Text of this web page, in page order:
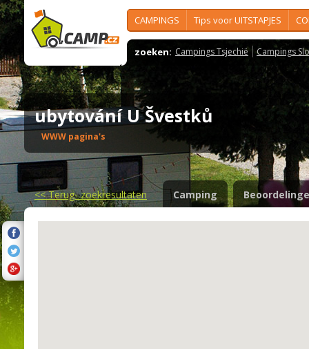
CAMPINGS Tips voor UITSTAPJES
zoeken: Campings Tsjechië Campings
ubytování U Švestků
WWW pagina's
<<Terug- zoekresultaten Camping